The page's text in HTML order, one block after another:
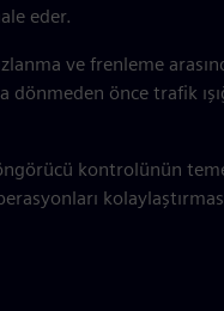
eder.
ve frenleme
dönmeden önce trafik
kontrolünün